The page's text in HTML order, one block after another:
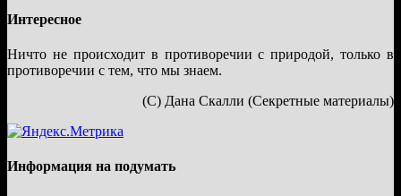
Интересное
Ничто не происходит в противоречии с природой, только в
противоречии с тем, что мы знаем.
(С) Дана Скалли (Секретные материалы)
Информация на подумать